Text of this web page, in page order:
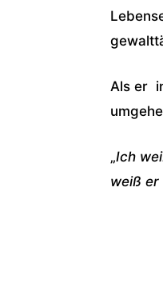
Als er
„Ich
weiß er